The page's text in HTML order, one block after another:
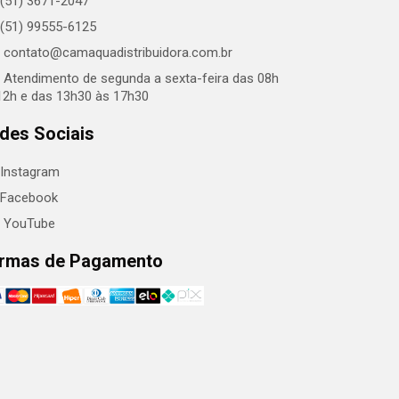
(51) 99555-6125
contato@camaquadistribuidora.com.br
Atendimento de segunda a sexta-feira das 08h
e das 13h30 às 17h30
Sociais
Instagram
Facebook
YouTube
de Pagamento